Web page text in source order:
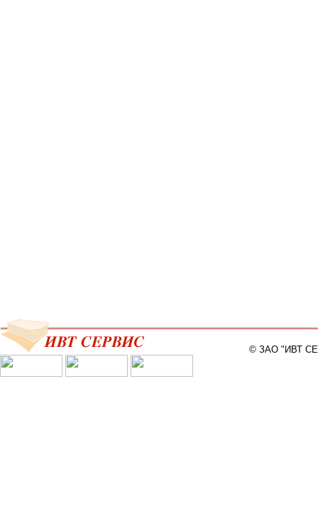
© ЗАО "ИВТ